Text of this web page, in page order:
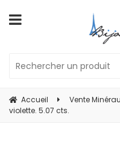
Accueil Vente
violette. 5.07 cts.